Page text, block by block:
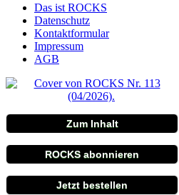
Das ist ROCKS
Datenschutz
Kontaktformular
Impressum
AGB
Zum Inhalt
ROCKS abonnieren
Jetzt bestellen